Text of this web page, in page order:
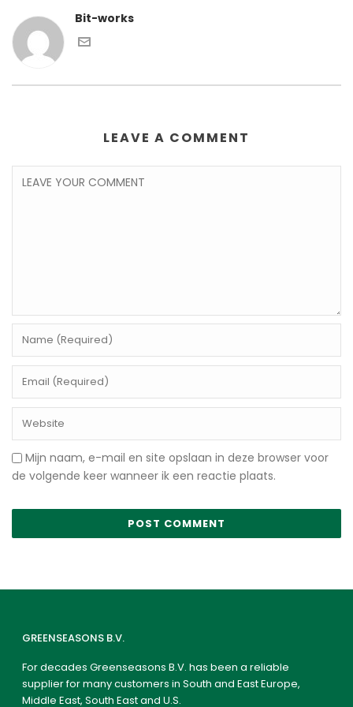
Bit-works
LEAVE A COMMENT
Mijn naam, e-mail en site opslaan in deze browser voor
de volgende keer wanneer ik een reactie plaats.
GREENSEASONS B.V.
For decades Greenseasons B.V. has been a reliable
supplier for many customers in South and East Europe,
Middle East, South East and U.S.